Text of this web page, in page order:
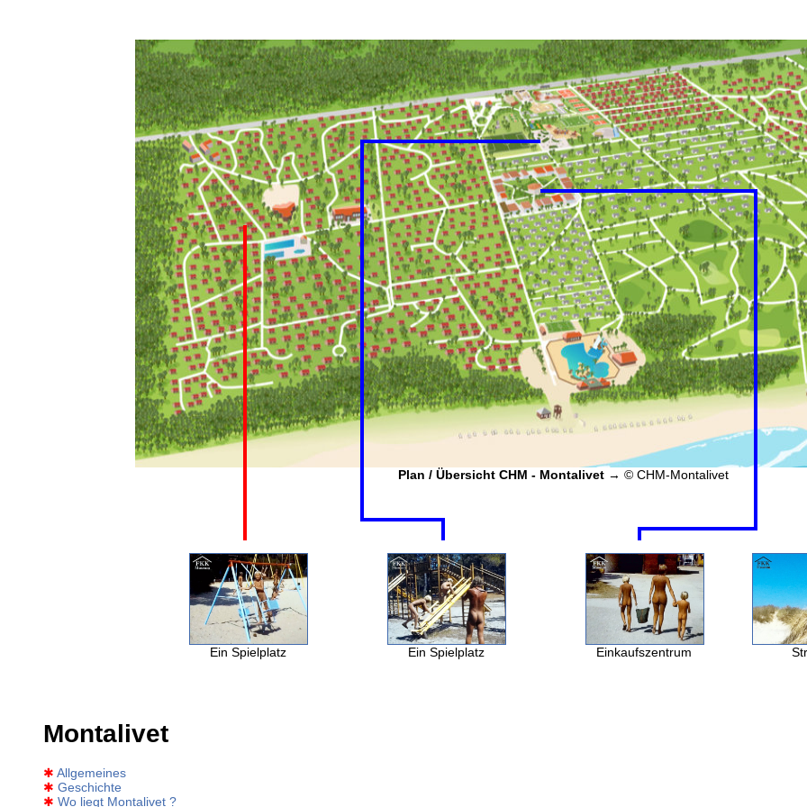
Plan / Übersicht CHM - Montalivet → © CHM-Montalivet
Ein Spielplatz Ein Spielplatz Einkaufszentrum
Montalivet
✱ Allgemeines
✱ Geschichte
✱ Wo liegt Montalivet ?